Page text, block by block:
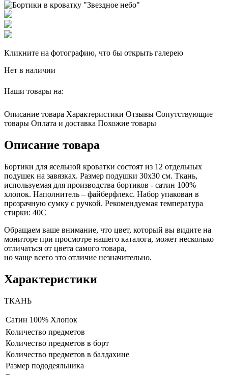
Кликните на фотографию, что бы открыть галерею
Нет в наличии
Наши товары на:
Описание товара Характеристики Отзывы Сопутствующие
товары Оплата и доставка Похожие товары
Описание товара
Бортики для ясельной кроватки состоят из 12 отдельных
подушек на завязках. Размер подушки 30х30 см. Ткань,
используемая для производства бортиков - сатин 100%
хлопок. Наполнитель – файберфлекс. Набор упакован в
прозрачную сумку с ручкой. Рекомендуемая температура
стирки: 40С
Обращаем ваше внимание, что цвет, который вы видите на
мониторе при просмотре нашего каталога, может несколько
отличаться от цвета самого товара,
но чаще всего это отличие незначительно.
Характеристики
ТКАНЬ
Сатин 100% Хлопок
Количество предметов
Количество предметов в борт
Количество предметов в балдахине
Размер пододеяльника